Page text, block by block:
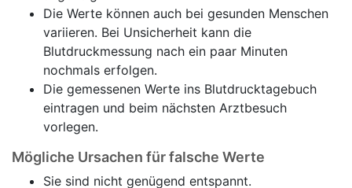
Die Werte können auch bei gesunden Menschen
variieren. Bei Unsicherheit kann die
Blutdruckmessung nach ein paar Minuten
nochmals erfolgen.
Die gemessenen Werte ins Blutdrucktagebuch
eintragen und beim nächsten Arztbesuch
vorlegen.
Mögliche Ursachen für falsche Werte
Sie sind nicht genügend entspannt.